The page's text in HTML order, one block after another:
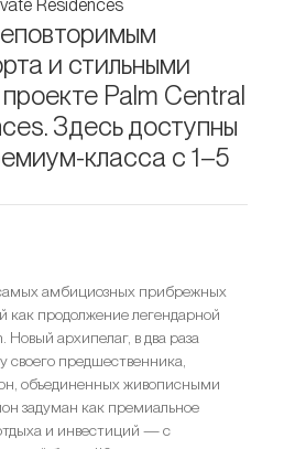
Residences
и стильными
Palm Central
Здесь доступны
класса с 1–5
амбициозных прибрежных
как продолжение легендарной
архипелаг, в два раза
предшественника,
объединенных живописными
задуман как премиальное
и инвестиций — с